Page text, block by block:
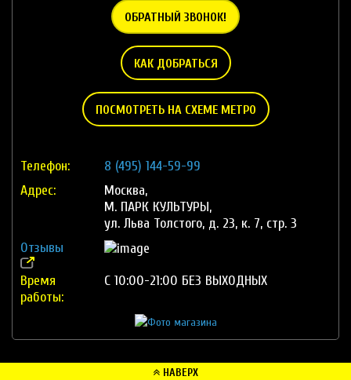
ОБРАТНЫЙ ЗВОНОК!
КАК ДОБРАТЬСЯ
ПОСМОТРЕТЬ НА СХЕМЕ МЕТРО
Телефон:
8 (495) 144-59-99
Адрес:
Москва,
М. ПАРК КУЛЬТУРЫ,
ул. Льва Толстого, д. 23, к. 7, стр. 3
Отзывы
Время
работы:
С 10:00-21:00 БЕЗ ВЫХОДНЫХ
НАВЕРХ